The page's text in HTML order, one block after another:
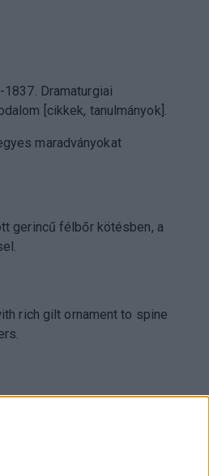
Dramaturgiai
[cikkek, tanulmányok].
maradványokat
gerincű félbőr kötésben, a
rich gilt ornament to spine